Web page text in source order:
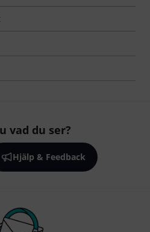
vad du ser?
Hjälp & Feedback